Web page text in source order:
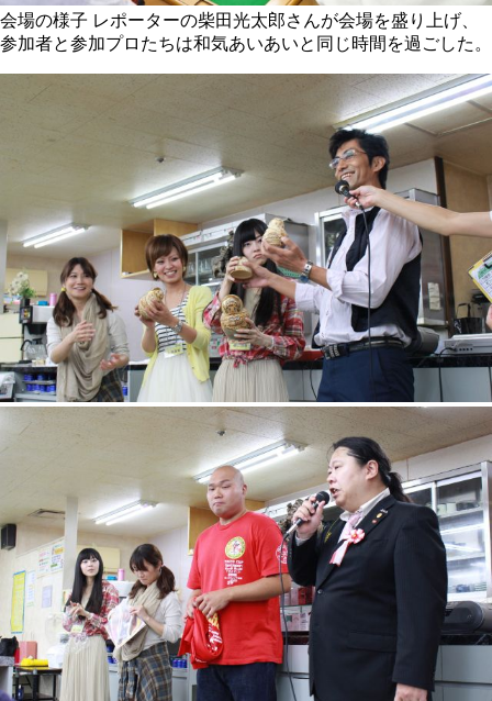
会場の様子 レポーターの柴田光太郎さんが会場を盛り上げ、
参加者と参加プロたちは和気あいあいと同じ時間を過ごした。